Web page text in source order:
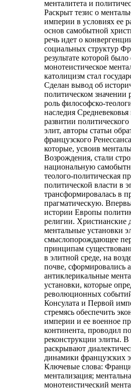
менталитета и
Раскрыт тезис о
империи в условиях ее
основ самобытной
речь идет о
социальных структур
результате которой было
монотеистическое
католицизм стал
Сделан вывод об
политическом значении
роль философско-
наследия
развитии
элит, авторы статьи
французского
которые, усвоив
Возрождения, стали
национальную
теолого-политическая
политической власти в
трансформировалась в
прагматическую.
истории Европы
религии. Христианские
ментальные установки
смыслопорождающее
принципам
в элитной среде, на
почве, сформировались
антиклерикальные
установки, которые
революционных
Консулата и Первой
стремясь обеспечить
империи и ее военное
континента, проводил
реконструкции элиты. В
раскрывают
динамики французских
Ключевые слова:
ментализация;
монотеистический